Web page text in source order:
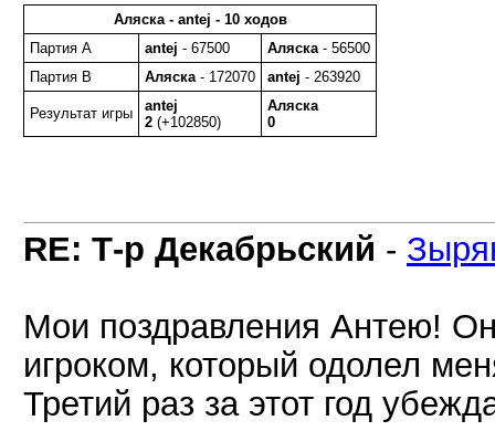
Аляска - antej - 10 ходов
Партия A
antej - 67500 Аляска- 56500
Партия B
Аляска- 172070 antej - 263920
Результат игры
antej
2 (+102850)
Аляска
0
RE: Т-р Декабрьский -
Мои поздравления Антею!
игроком, который одолел
Третий раз за этот год